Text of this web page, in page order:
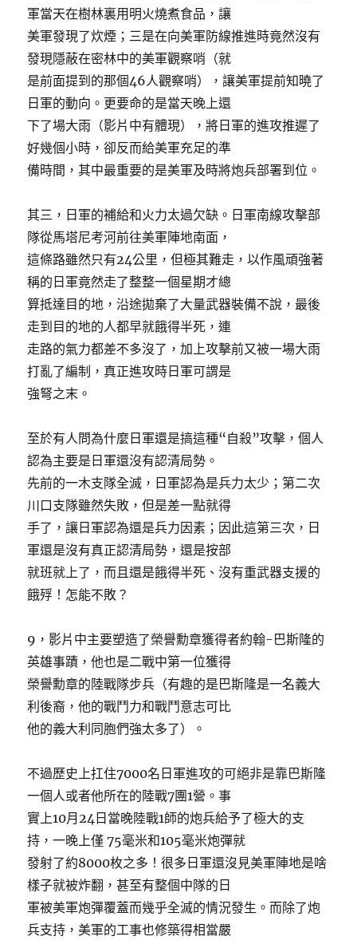
軍當天在樹林裏用明火燒煮食品，讓
美軍發現了炊煙；三是在向美軍防線推進時竟然沒有
發現隱蔽在密林中的美軍觀察哨（就
是前面提到的那個46人觀察哨），讓美軍提前知曉了
日軍的動向。更要命的是當天晚上還
下了場大雨（影片中有體現），將日軍的進攻推遲了
好幾個小時，卻反而給美軍充足的準
備時間，其中最重要的是美軍及時將炮兵部署到位。
其三，日軍的補給和火力太過欠缺。日軍南線攻擊部
隊從馬塔尼考河前往美軍陣地南面，
這條路雖然只有24公里，但極其難走，以作風頑強著
稱的日軍竟然走了整整一個星期才總
算抵達目的地，沿途拋棄了大量武器裝備不說，最後
走到目的地的人都早就餓得半死，連
走路的氣力都差不多沒了，加上攻擊前又被一場大雨
打亂了編制，真正進攻時日軍可謂是
強弩之末。
至於有人問為什麼日軍還是搞這種“自殺”攻擊，個人
認為主要是日軍還沒有認清局勢。
先前的一木支隊全滅，日軍認為是兵力太少；第二次
川口支隊雖然失敗，但是差一點就得
手了，讓日軍認為還是兵力因素；因此這第三次，日
軍還是沒有真正認清局勢，還是按部
就班就上了，而且還是餓得半死、沒有重武器支援的
餓殍！怎能不敗？
9，影片中主要塑造了榮譽勳章獲得者約翰-巴斯隆的
英雄事蹟，他也是二戰中第一位獲得
榮譽勳章的陸戰隊步兵（有趣的是巴斯隆是一名義大
利後裔，他的戰鬥力和戰鬥意志可比
他的義大利同胞們強太多了）。
不過歷史上扛住7000名日軍進攻的可絕非是靠巴斯隆
一個人或者他所在的陸戰7團1營。事
實上10月24日當晚陸戰1師的炮兵給予了極大的支
持，一晚上僅 75毫米和105毫米炮彈就
發射了約8000枚之多！很多日軍還沒見美軍陣地是啥
樣子就被炸翻，甚至有整個中隊的日
軍被美軍炮彈覆蓋而幾乎全滅的情況發生。而除了炮
兵支持，美軍的工事也修築得相當嚴